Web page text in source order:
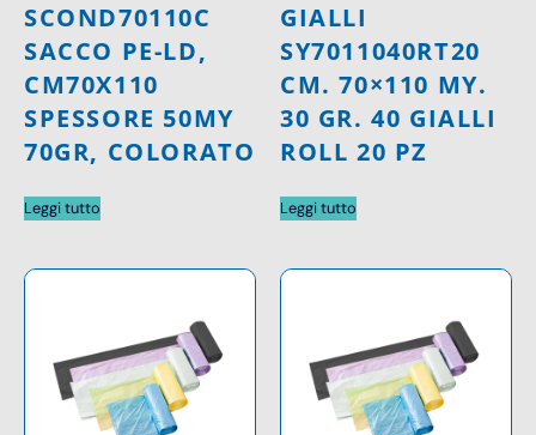
SCOND70110C
SACCO PE-LD,
CM70X110
SPESSORE 50MY
70GR, COLORATO
Leggi tutto
GIALLI
SY7011040RT20
CM. 70×110 MY.
30 GR. 40 GIALLI
ROLL 20 PZ
Leggi tutto